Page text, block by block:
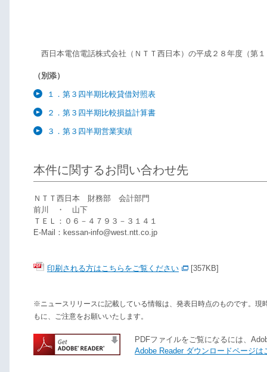
西日本電信電話株式会社（ＮＴＴ西日本）の平成２８年度（第
（別添）
１．第３四半期比較貸借対照表
２．第３四半期比較損益計算書
３．第３四半期営業実績
本件に関するお問い合わせ先
ＮＴＴ西日本 財務部 会計部門
前川 ・ 山下
ＴＥＬ：０６－４７９３－３１４１
E-Mail：kessan-info@west.ntt.co.jp
印刷される方はこちらをご覧ください [357KB]
※ニュースリリースに記載している情報は、発表日時点のものです。
もに、ご注意をお願いいたします。
PDFファイルをご覧になるには、
Adobe Reader ダウンロードページは